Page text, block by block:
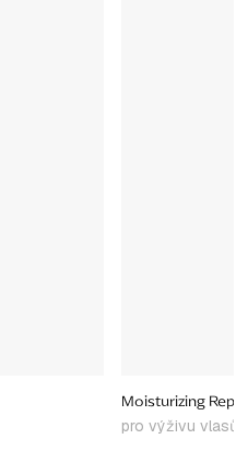
Moisturizing
pro výživu